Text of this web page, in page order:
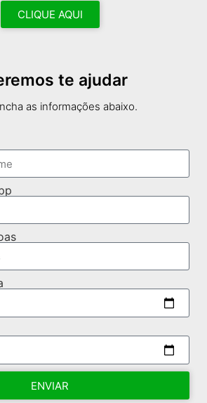
CLIQUE AQUI
te ajudar
as informações abaixo.
ENVIAR